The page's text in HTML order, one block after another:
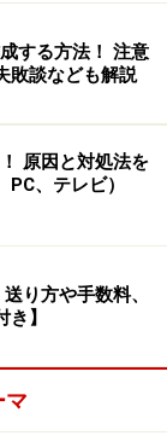
「Googleカレ
共有する機能
レンダー上に
ます。
きる
の予定表をわ
する方法！ 注意
敗談なども解説
原因と対処法を
、テレビ）
り方や手数料、
】
マ